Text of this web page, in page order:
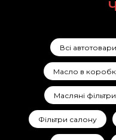
Всі автотовари
Масло в
Масляні фільтри
Фільтри салону